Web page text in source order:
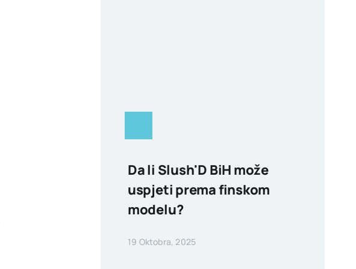
Da li Slush'D BiH može
uspjeti prema finskom
modelu?
19 Oktobra, 2025